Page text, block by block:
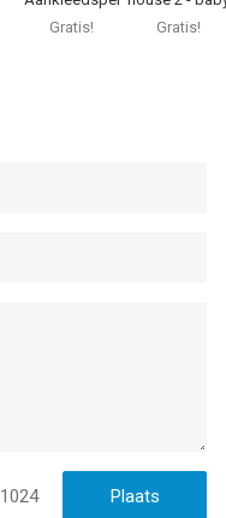
2 - Opmaak en
Gratis!
spel voor
Gratis!
1024